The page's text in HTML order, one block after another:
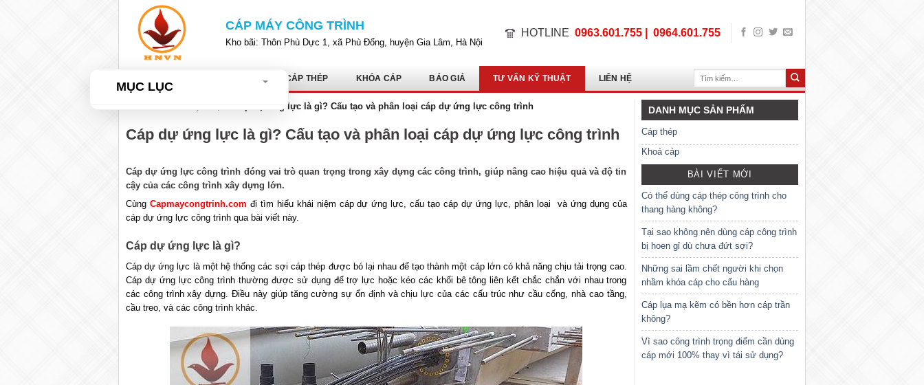
CÁP MÁY CÔNG TRÌNH
Kho bãi: Thôn Phù Dực 1, xã Phù Đổng, huyện Gia Lâm, Hà Nội
HOTLINE 0963.601.755 | 0964.601.755
CÁP THÉP KHÓA CÁP BÁO GIÁ TƯ VẤN KỸ THUẬT LIÊN HỆ
kiếm:
Cáp dự ứng lực là gì? Cấu tạo và phân loại cáp dự ứng lực công trình
Cáp dự ứng lực là gì? Cấu tạo và phân loại cáp dự ứng lực công trình
MỤC LỤC
Cáp dự ứng lực công trình đóng vai trò quan trọng trong xây dựng các công trình, giúp nâng cao hiệu quả và độ tin
cậy của các công trình xây dựng lớn.
Cùng Capmaycongtrinh.com đi tìm hiểu khái niệm cáp dự ứng lực, cấu tạo cáp dự ứng lực, phân loại và ứng dụng của
cáp dự ứng lực công trình qua bài viết này.
Cáp dự ứng lực là gì?
Cáp dự ứng lực là một hệ thống các sợi cáp thép được bó lại nhau để tạo thành một cáp lớn có khả năng chịu tải trọng cao.
Cáp dự ứng lực công trình thường được sử dụng để trợ lực hoặc kéo các khối bê tông liên kết chắc chắn với nhau trong
các công trình xây dựng. Điều này giúp tăng cường sự ổn định và chịu lực của các cấu trúc như cầu cống, nhà cao tầng,
cầu treo, và các công trình khác.
DANH MỤC SẢN PHẨM
Cáp thép
Khoá cáp
BÀI VIẾT MỚI
Có thể dùng cáp thép công trình cho
thang hàng không?
Tại sao không nên dùng cáp công trình
bị hoen gỉ dù chưa đứt sợi?
Những sai lầm chết người khi chọn
nhầm khóa cáp cho cẩu hàng
Cáp lụa mạ kẽm có bền hơn cáp trần
không?
Vì sao công trình trọng điểm cần dùng
cáp mới 100% thay vì tái sử dụng?